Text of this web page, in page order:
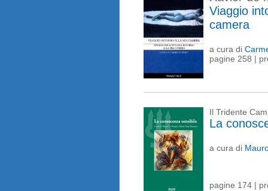
Viaggio
camera
a cura di
pagine 258 |
Il Tridente
La
a cura di
pagine 174 |